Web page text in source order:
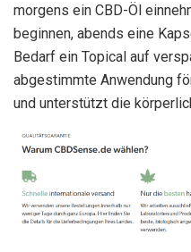
morgens ein CBD-Öl
beginnen, abends eine
Bedarf ein Topical auf
abgestimmte Anwendung
und unterstützt die